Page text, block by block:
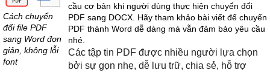
Cách chuyển
đổi file PDF
sang Word đơn
giản, không lỗi
font
cầu cơ bản khi người dùng thực hiện chuyển đổi
PDF sang DOCX. Hãy tham khảo bài viết để chuyển
PDF thành Word dễ dàng mà vẫn đảm bảo yêu cầu
nhé.
Các tập tin PDF được nhiều người lựa chọn
bởi sự gọn nhẹ, dễ lưu trữ, chia sẻ, hỗ trợ